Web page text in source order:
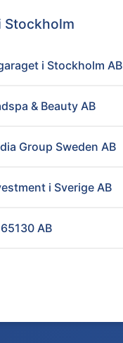
Stockholm
i Stockholm AB
& Beauty AB
Group Sweden AB
i Sverige AB
AB